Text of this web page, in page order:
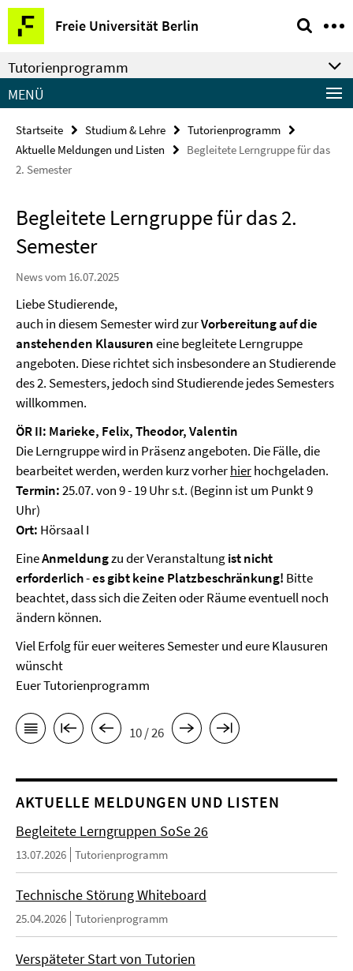
Springe
direkt
zu
Inhalt
Freie Universität Berlin
Service-
Navigation
Tutorienprogramm
MENÜ
Startseite Studium & Lehre
Tutorienprogramm
Aktuelle Meldungen und Listen
Begleitete Lerngruppe für das
2. Semester
Begleitete Lerngruppe für das 2.
Semester
News vom 16.07.2025
Liebe Studierende,
auch in diesem Semester wird zurVorbereitung auf die
anstehenden Klausureneine begleitete Lerngruppe
angeboten. Diese richtet sich insbesondere an Studierende
des 2. Semesters, jedoch sind Studierende jedes Semesters
willkommen.
ÖR II: Marieke, Felix, Theodor, Valentin
Die Lerngruppe wird in Präsenz angeboten. Die Fälle, die
bearbeitet werden, werden kurz vorherhierhochgeladen.
Termin:25.07. von 9 - 19 Uhr s.t. (Beginn ist um Punkt 9
Uhr)
Ort: Hörsaal I
EineAnmeldungzu der Veranstaltungist nicht
erforderlich-es gibt keine Platzbeschränkung! Bitte
beachtet, dass sich die Zeiten oder Räume eventuell noch
ändern können.
Viel Erfolg für euer weiteres Semester und eure Klausuren
wünscht
Euer Tutorienprogramm
10 / 26
AKTUELLE MELDUNGEN UND LISTEN
Begleitete Lerngruppen SoSe 26
13.07.2026 Tutorienprogramm
Technische Störung Whiteboard
25.04.2026 Tutorienprogramm
Verspäteter Start von Tutorien